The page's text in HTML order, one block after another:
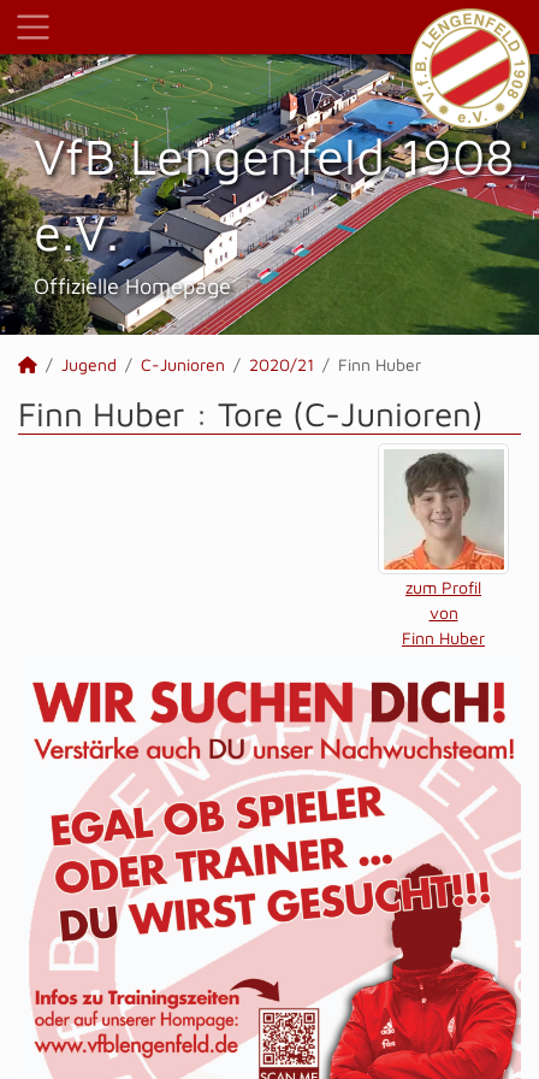
VfB Lengenfeld 1908
e.V.
Offizielle Homepage
Jugend C-Junioren 2020/21 Finn Huber
Finn Huber : Tore (C-Junioren)
zum Profil
von
Finn Huber